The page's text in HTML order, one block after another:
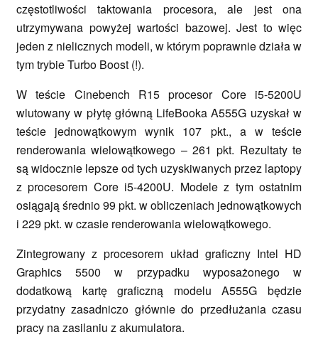
częstotliwości taktowania procesora, ale jest ona
utrzymywana powyżej wartości bazowej. Jest to więc
jeden z nielicznych modeli, w którym poprawnie działa w
tym trybie Turbo Boost (!).
W teście Cinebench R15 procesor Core i5-5200U
wlutowany w płytę główną LifeBooka A555G uzyskał w
teście jednowątkowym wynik 107 pkt., a w teście
renderowania wielowątkowego – 261 pkt. Rezultaty te
są widocznie lepsze od tych uzyskiwanych przez laptopy
z procesorem Core i5-4200U. Modele z tym ostatnim
osiągają średnio 99 pkt. w obliczeniach jednowątkowych
i 229 pkt. w czasie renderowania wielowątkowego.
Zintegrowany z procesorem układ graficzny Intel HD
Graphics 5500 w przypadku wyposażonego w
dodatkową kartę graficzną modelu A555G będzie
przydatny zasadniczo głównie do przedłużania czasu
pracy na zasilaniu z akumulatora.